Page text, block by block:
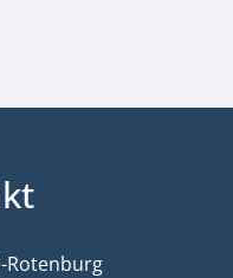
Rotenburg